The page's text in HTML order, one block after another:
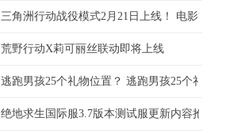
三角洲行动战役模式2月21日上线！ 电影改编 虚
荒野行动X莉可丽丝联动即将上线
逃跑男孩25个礼物位置？ 逃跑男孩25个礼物怎么
绝地求生国际服3.7版本测试服更新内容抢先看！